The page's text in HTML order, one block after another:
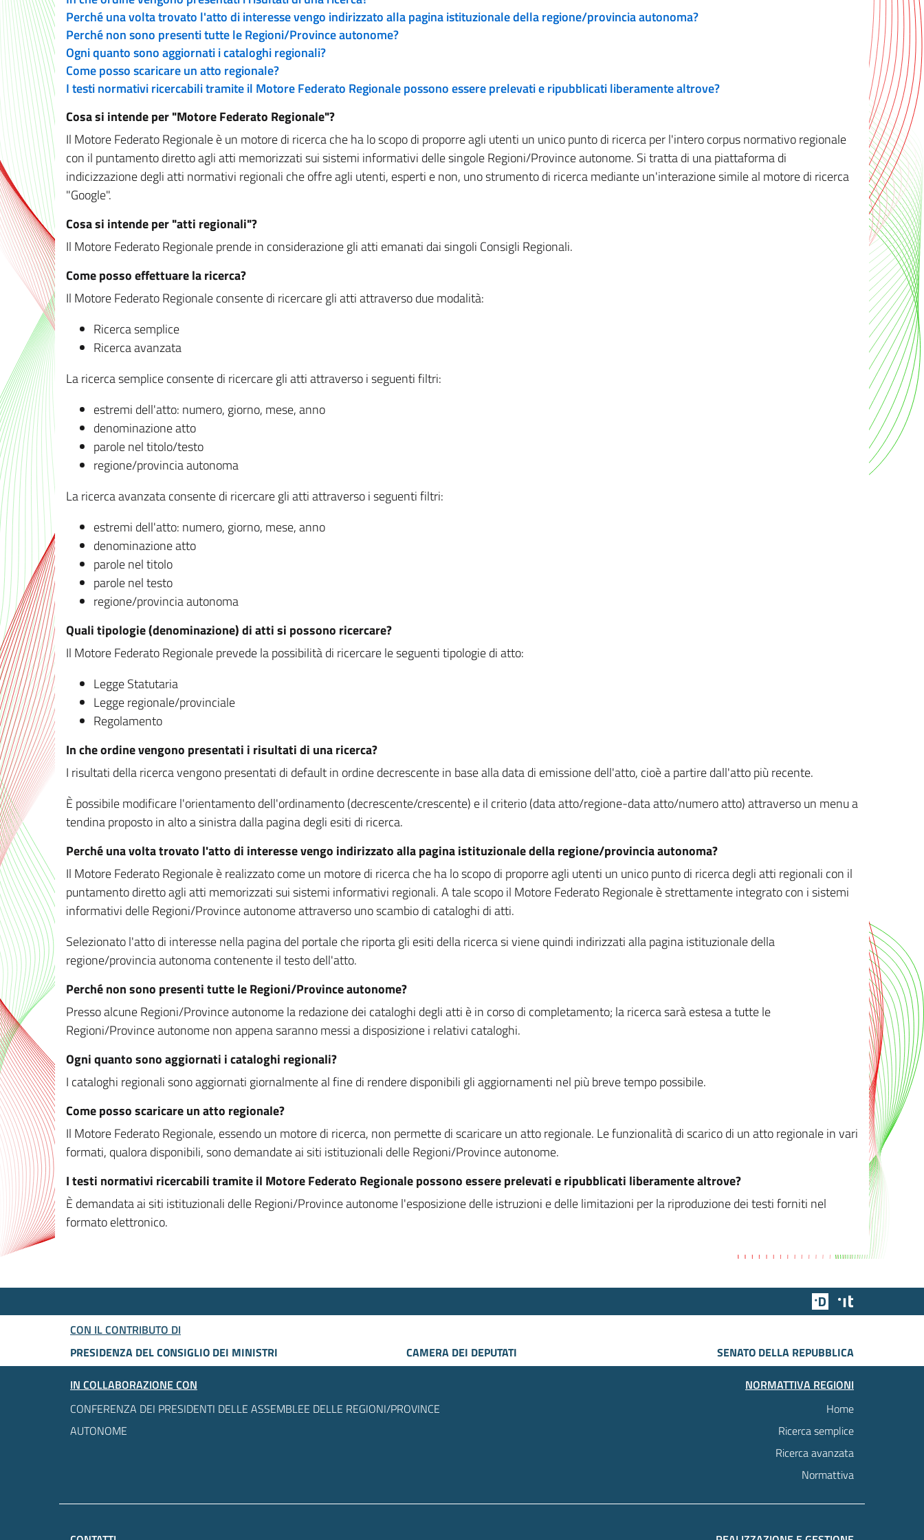
Perché una volta trovato l'atto di interesse vengo indirizzato alla pagina istituzionale della regione/provincia autonoma?
Perché non sono presenti tutte le Regioni/Province autonome?
Ogni quanto sono aggiornati i cataloghi regionali?
Come posso scaricare un atto regionale?
I testi normativi ricercabili tramite il Motore Federato Regionale possono essere prelevati e ripubblicati liberamente altrove?
Cosa si intende per "Motore Federato Regionale"?
Il Motore Federato Regionale è un motore di ricerca che ha lo scopo di proporre agli utenti un unico punto di ricerca per l'intero corpus normativo regionale
con il puntamento diretto agli atti memorizzati sui sistemi informativi delle singole Regioni/Province autonome. Si tratta di una piattaforma di
indicizzazione degli atti normativi regionali che offre agli utenti, esperti e non, uno strumento di ricerca mediante un'interazione simile al motore di ricerca
"Google".
Cosa si intende per "atti regionali"?
Il Motore Federato Regionale prende in considerazione gli atti emanati dai singoli Consigli Regionali.
Come posso effettuare la ricerca?
Il Motore Federato Regionale consente di ricercare gli atti attraverso due modalità:
Ricerca semplice
Ricerca avanzata
La ricerca semplice consente di ricercare gli atti attraverso i seguenti filtri:
estremi dell'atto: numero, giorno, mese, anno
denominazione atto
parole nel titolo/testo
regione/provincia autonoma
La ricerca avanzata consente di ricercare gli atti attraverso i seguenti filtri:
estremi dell'atto: numero, giorno, mese, anno
denominazione atto
parole nel titolo
parole nel testo
regione/provincia autonoma
Quali tipologie (denominazione) di atti si possono ricercare?
Il Motore Federato Regionale prevede la possibilità di ricercare le seguenti tipologie di atto:
Legge Statutaria
Legge regionale/provinciale
Regolamento
In che ordine vengono presentati i risultati di una ricerca?
I risultati della ricerca vengono presentati di default in ordine decrescente in base alla data di emissione dell'atto, cioè a partire dall'atto più recente.
È possibile modificare l'orientamento dell'ordinamento (decrescente/crescente) e il criterio (data atto/regione-data atto/numero atto) attraverso un menu a
tendina proposto in alto a sinistra dalla pagina degli esiti di ricerca.
Perché una volta trovato l'atto di interesse vengo indirizzato alla pagina istituzionale della regione/provincia autonoma?
Il Motore Federato Regionale è realizzato come un motore di ricerca che ha lo scopo di proporre agli utenti un unico punto di ricerca degli atti regionali con il
puntamento diretto agli atti memorizzati sui sistemi informativi regionali. A tale scopo il Motore Federato Regionale è strettamente integrato con i sistemi
informativi delle Regioni/Province autonome attraverso uno scambio di cataloghi di atti.
Selezionato l'atto di interesse nella pagina del portale che riporta gli esiti della ricerca si viene quindi indirizzati alla pagina istituzionale della
regione/provincia autonoma contenente il testo dell'atto.
Perché non sono presenti tutte le Regioni/Province autonome?
Presso alcune Regioni/Province autonome la redazione dei cataloghi degli atti è in corso di completamento; la ricerca sarà estesa a tutte le
Regioni/Province autonome non appena saranno messi a disposizione i relativi cataloghi.
Ogni quanto sono aggiornati i cataloghi regionali?
I cataloghi regionali sono aggiornati giornalmente al fine di rendere disponibili gli aggiornamenti nel più breve tempo possibile.
Come posso scaricare un atto regionale?
Il Motore Federato Regionale, essendo un motore di ricerca, non permette di scaricare un atto regionale. Le funzionalità di scarico di un atto regionale in vari
formati, qualora disponibili, sono demandate ai siti istituzionali delle Regioni/Province autonome.
I testi normativi ricercabili tramite il Motore Federato Regionale possono essere prelevati e ripubblicati liberamente altrove?
È demandata ai siti istituzionali delle Regioni/Province autonome l'esposizione delle istruzioni e delle limitazioni per la riproduzione dei testi forniti nel
formato elettronico.
Team Digitale
CON IL CONTRIBUTO DI
PRESIDENZA DEL CONSIGLIO DEI MINISTRI
CAMERA DEI DEPUTATI
SENATO DELLA REPUBBLICA
IN COLLABORAZIONE CON
CONFERENZA DEI PRESIDENTI DELLE ASSEMBLEE DELLE REGIONI/PROVINCE
AUTONOME
NORMATTIVA REGIONI
Home
Ricerca semplice
Ricerca avanzata
Normattiva